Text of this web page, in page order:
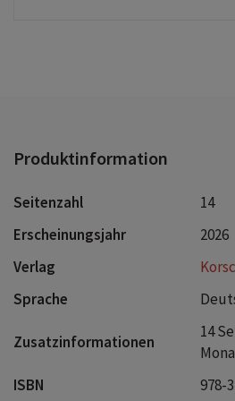
Dekoration deiner Räume. Wähle
Produktinformation
Seitenzahl
14
Erscheinungsjahr
2026
Verlag
Sprache
Zusatzinformationen
14
ISBN
978-